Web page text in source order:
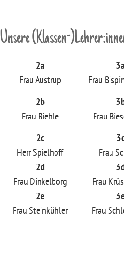
Unsere (Klassen-
2a
Frau Austrup
3a
Frau
2b
Frau Biehle
Frau
2c
Herr Spielhoff
3c
Frau
2d
Frau Dinkelborg
Frau
2e
Frau Steinkühler
3e
Frau